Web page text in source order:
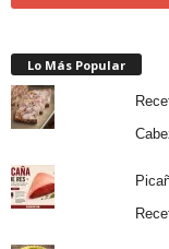
Lo Más Popular